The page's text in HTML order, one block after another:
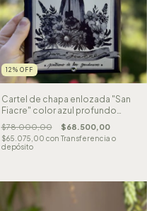
12 % OFF
Cartel de chapa enlozada "San
Fiacre" color azul profundo
15x20
$78.000,00 $68.500,00
$65.075,00 con Transferencia o
depósito